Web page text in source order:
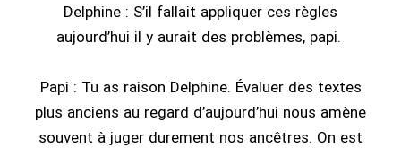
Delphine : S’il fallait appliquer ces règles
aujourd’hui il y aurait des problèmes, papi.
Papi : Tu as raison Delphine. Évaluer des textes
plus anciens au regard d’aujourd’hui nous amène
souvent à juger durement nos ancêtres. On est